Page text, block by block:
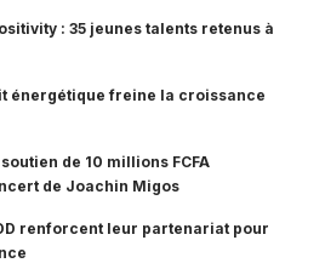
: 35 jeunes talents retenus à
énergétique freine la croissance
de 10 millions FCFA
de Joachin Migos
renforcent leur partenariat pour